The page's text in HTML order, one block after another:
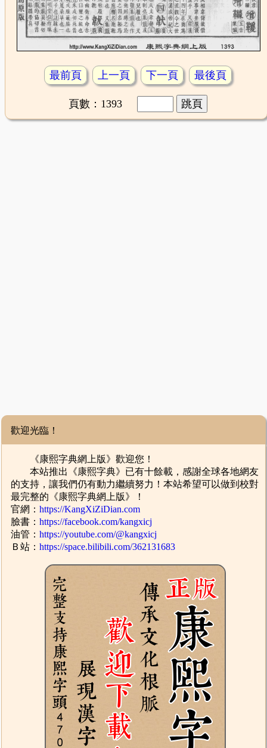
最前頁 上一頁 下一頁 最後頁
頁數：1393
歡迎光臨！
《康熙字典網上版》歡迎您！
本站推出《康熙字典》已有十餘載，感謝全球各地網友
的支持，讓我們仍有動力繼續努力！本站希望可以做到校對
最完整的《康熙字典網上版》！
官網：https://KangXiZiDian.com
臉書：https://facebook.com/kangxicj
油管：https://youtube.com/@kangxicj
Ｂ站：https://space.bilibili.com/362131683